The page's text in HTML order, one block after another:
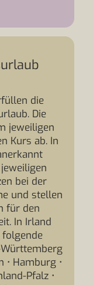
die
Die
jeweiligen
Kurs ab. In
bei der
und stellen
für den
In Irland
• Hamburg •
Pfalz •